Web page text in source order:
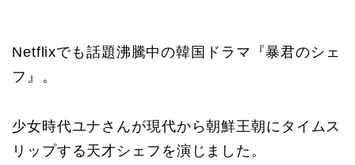
Netflixでも話題沸騰中の韓国ドラマ『暴君のシェ
フ』。
少女時代ユナさんが現代から朝鮮王朝にタイムス
リップする天才シェフを演じました。